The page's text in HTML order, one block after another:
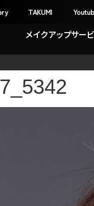
TAKUMI
メイクアップサー